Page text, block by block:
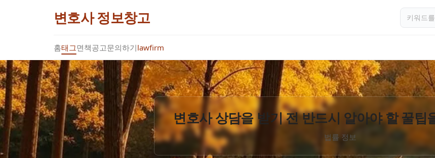
변호사 정보창고
홈태그면책공고문의하기lawfirm
변호사 상담을 받기 전 반드시 알아야 할 꿀팁
법률 정보